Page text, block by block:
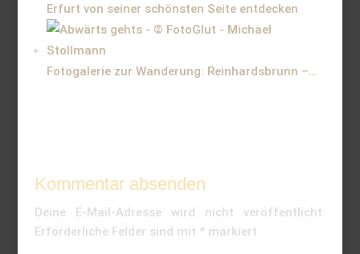
Erfurt von seiner schönsten Seite entdecken
Fotogalerie zur Wanderung: Reinhardsbrunn –…
Kommentar absenden
Deine E-Mail-Adresse wird nicht veröffentlicht.
Erforderliche Felder sind mit *markiert